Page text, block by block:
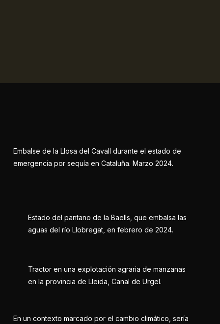
Embalse de la Llosa del Cavall durante el estado de
emergencia por sequía en Cataluña. Marzo 2024.
Estado del pantano de la Baells, que embalsa las
aguas del río Llobregat, en febrero de 2024.
Tractor en una explotación agraria de manzanas
en la provincia de Lleida, Canal de Urgel.
En un contexto marcado por el cambio climático, sería